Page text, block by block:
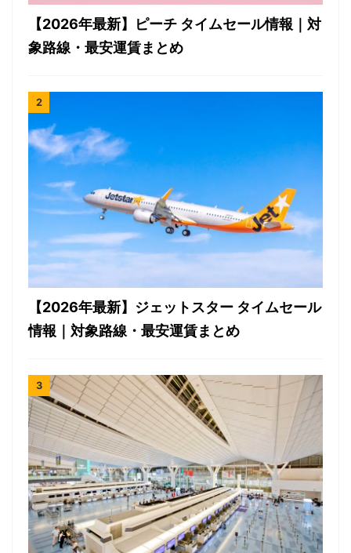
【2026年最新】ピーチ タイムセール情報｜対
象路線・最安運賃まとめ
【2026年最新】ジェットスター タイムセール
情報｜対象路線・最安運賃まとめ